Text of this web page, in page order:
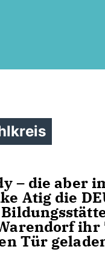
– die aber
Atig die
ihr
Tür